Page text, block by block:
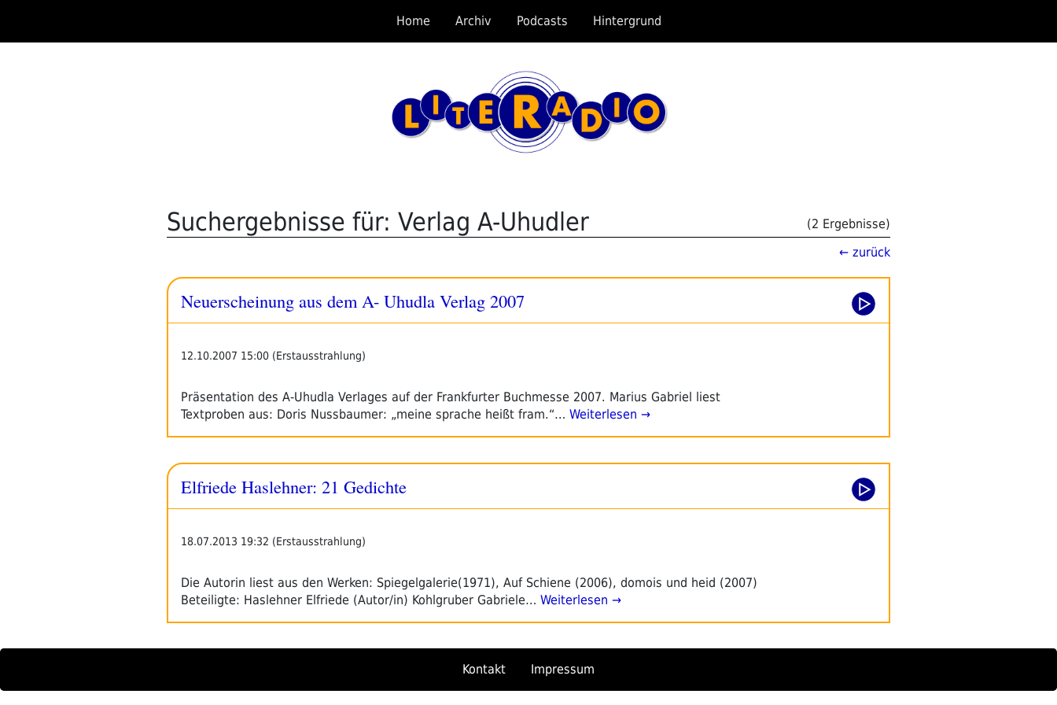
springen
Home Archiv Podcasts Hintergrund
Suchergebnisse für: Verlag A-Uhudler
(2 Ergebnisse)
← zurück
Neuerscheinung aus dem A- Uhudla Verlag 2007
12.10.2007 15:00 (Erstausstrahlung)
Präsentation des A-Uhudla Verlages auf der Frankfurter Buchmesse 2007. Marius Gabriel liest
Textproben aus: Doris Nussbaumer: „meine sprache heißt fram.“… Weiterlesen →
Elfriede Haslehner: 21 Gedichte
18.07.2013 19:32 (Erstausstrahlung)
Die Autorin liest aus den Werken: Spiegelgalerie(1971), Auf Schiene (2006), domois und heid (2007)
Beteiligte: Haslehner Elfriede (Autor/in) Kohlgruber Gabriele… Weiterlesen →
Kontakt Impressum